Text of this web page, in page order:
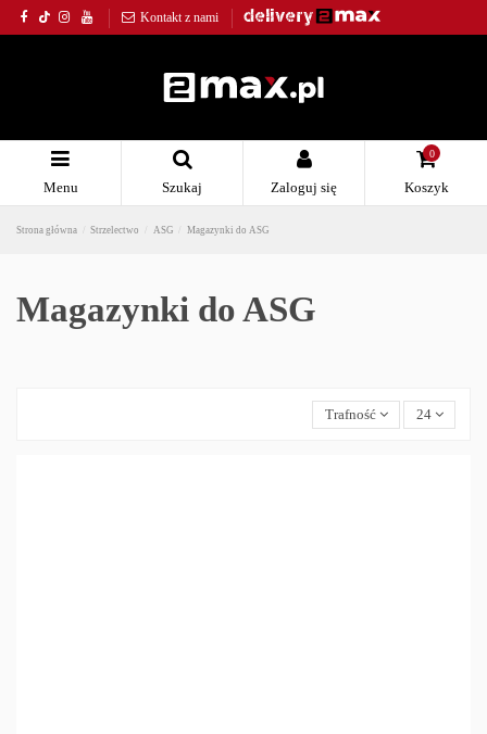
Kontakt z nami
Menu Szukaj Zaloguj się
0
Koszyk
Strona główna Strzelectwo ASG Magazynki do ASG
Magazynki do ASG
Trafność 24